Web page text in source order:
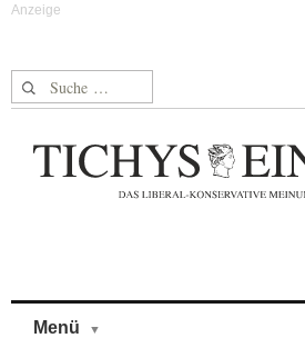
Suche nach:
Menü